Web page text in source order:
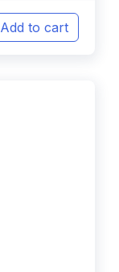
Add to cart